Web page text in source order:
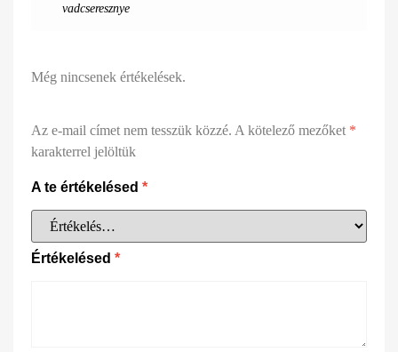
vadcseresznye
Még nincsenek értékelések.
Az e-mail címet nem tesszük közzé. A kötelező mezőket *
karakterrel jelöltük
A te értékelésed *
Értékelésed *